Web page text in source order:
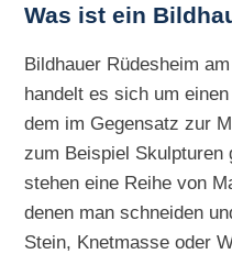
Was ist ein
Bildhauer Rüdesheim
handelt es sich um
dem im Gegensatz zur
zum Beispiel Skulpturen
stehen eine Reihe von
denen man schneiden
Stein, Knetmasse oder